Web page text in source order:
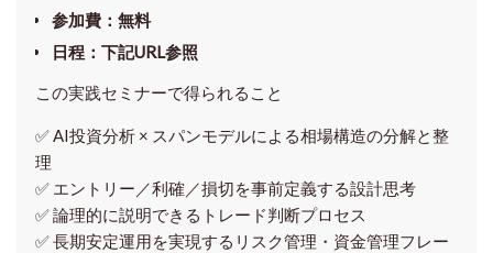
参加費：無料
日程：下記URL参照
この実践セミナーで得られること
✅ AI投資分析 × スパンモデルによる相場構造の分解と整
理
✅ エントリー／利確／損切を事前定義する設計思考
✅ 論理的に説明できるトレード判断プロセス
✅ 長期安定運用を実現するリスク管理・資金管理フレー